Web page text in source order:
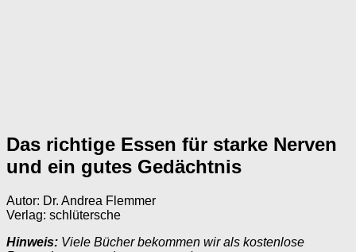
Das richtige Essen für starke Nerven
und ein gutes Gedächtnis
Autor: Dr. Andrea Flemmer
Verlag: schlütersche
Hinweis: Viele Bücher bekommen wir als kostenlose